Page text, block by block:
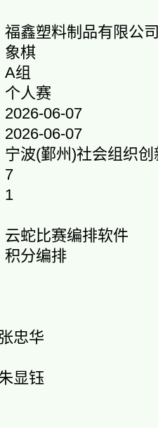
福鑫塑料制品有限公
象棋
A组
个人赛
06-07
06-07
宁波(鄞州)社会组织
7
1
云蛇比赛编排软件
积分编排
忠华
显钰